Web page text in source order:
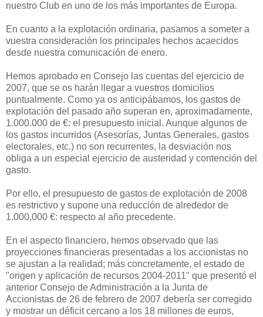
nuestro Club en uno de los más importantes de Europa.
En cuanto a la explotación ordinaria, pasamos a someter a
vuestra consideración los principales hechos acaecidos
desde nuestra comunicación de enero.
Hemos aprobado en Consejo las cuentas del ejercicio de
2007, que se os harán llegar a vuestros domicilios
puntualmente. Como ya os anticipábamos, los gastos de
explotación del pasado año superan en, aproximadamente,
1.000.000 de €: el presupuesto inicial. Aunque algunos de
los gastos incurridos (Asesorías, Juntas Generales, gastos
electorales, etc.) no son recurrentes, la desviación nos
obliga a un especial ejercicio de austeridad y contención del
gasto.
Por ello, el presupuesto de gastos de explotación de 2008
es restrictivo y supone una reducción de alrededor de
1.000,000 €: respecto al año precedente.
En el aspecto financiero, hemos observado que las
proyecciones financieras presentadas a los accionistas no
se ajustan a la realidad; más concretamente, el estado de
"origen y aplicación de recursos 2004-2011" que presentó el
anterior Consejo de Administración a la Junta de
Accionistas de 26 de febrero de 2007 debería ser corregido
y mostrar un déficit cercano a los 18 millones de euros,